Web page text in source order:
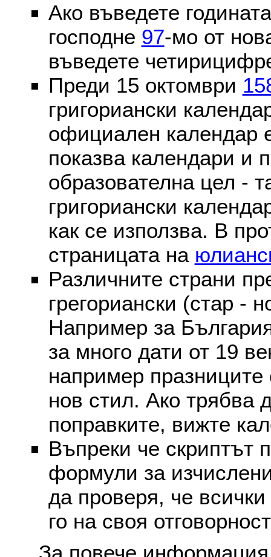
Ако въведете
господне 97-мо от
въведете
Преди 15 октомври
григориански
официален календар
показва календари и
образователна цел -
григориански
как се използва. В
страницата на
Различните страни
грегориански (стар -
Например за
за много дати от 19
например празниците
нов стил. Ако трябва
поправките, вижте
Въпреки че скриптът
формули за
да проверя, че
го на своя